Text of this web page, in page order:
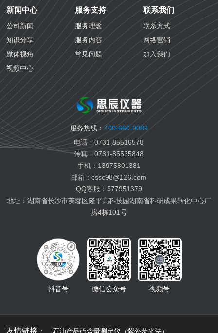
防冻液检测
防锈油检测
齿轮油检测
导热油检测
生物医药检测
国六汽油检测
国六柴油检测
变齿轮油检测
变压器油检测
纤膏缆膏检测
船用燃料油检测
化学工业
航空铁路
海关质检
生态环境
新闻中心
公司新闻
知识分享
媒体视角
视频中心
服务支持
服务理念
服务内容
常见问题
联系我们
联系方式
网络营销
加入我们
服务热线： 400-660-9089
电话：0731-85516578
传真：0731-85535848
手机：13975801381
邮箱：cssc98@126.com
QQ客服：577951379
地址：湖南省长沙市芙蓉区隆平高科技园湖南省科研成果转化中心厂
房4栋101号
抖音号 微信公众号 视频号
友情链接： 石油产品硫含量测定仪（紫外荧光法）